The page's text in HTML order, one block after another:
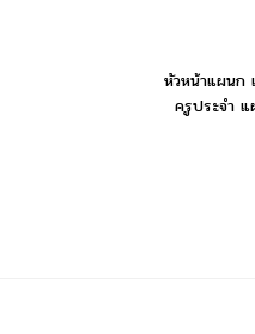
หัวหน้าแผนก
ครูประจำ แ